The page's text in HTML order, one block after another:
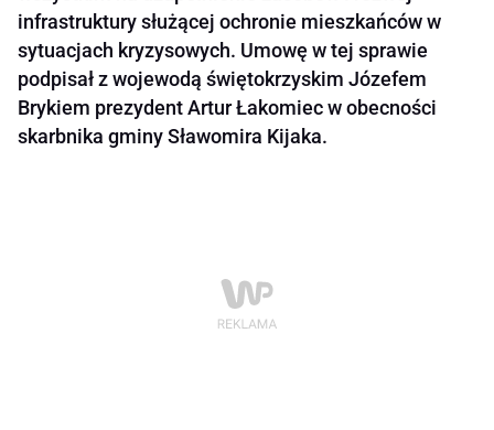
infrastruktury służącej ochronie mieszkańców w
sytuacjach kryzysowych. Umowę w tej sprawie
podpisał z wojewodą świętokrzyskim Józefem
Brykiem prezydent Artur Łakomiec w obecności
skarbnika gminy Sławomira Kijaka.